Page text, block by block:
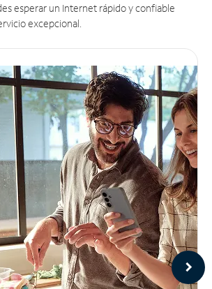
esperar un Internet rápido y confiable
excepcional.